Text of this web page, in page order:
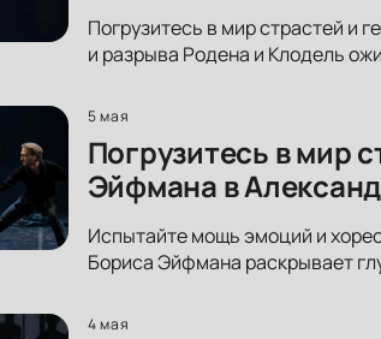
Погрузитесь в мир страстей и
и разрыва Родена и Клодель
5 мая
Погрузитесь в мир
Эйфмана в
Испытайте мощь эмоций и
Бориса Эйфмана раскрывает
4 мая